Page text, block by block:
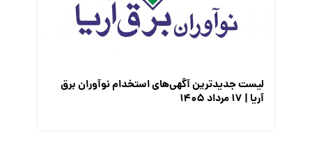
لیست جدیدترین آگهی‌های استخدام نوآوران برق
آریا | ۱۷ مرداد ۱۴۰۵